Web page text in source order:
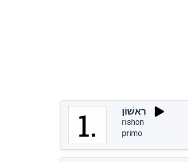
רִאשׁוֹן
rishon
primo